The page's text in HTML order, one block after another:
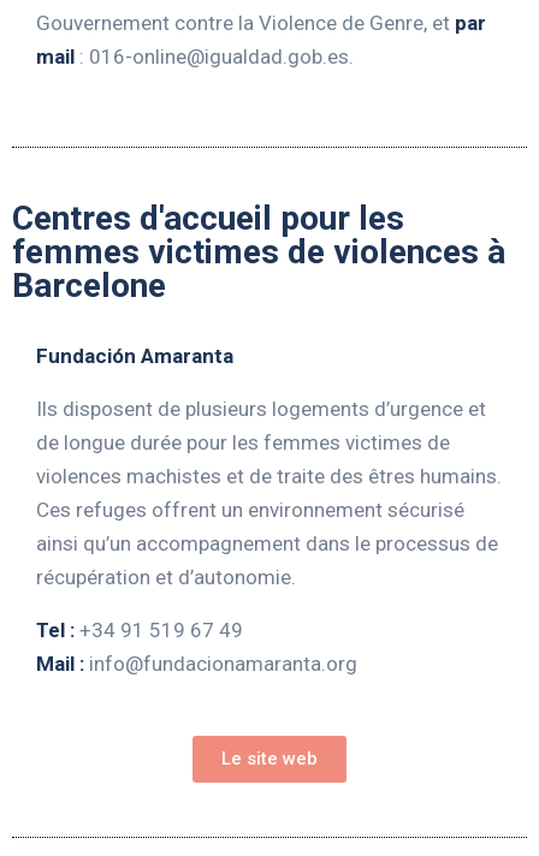
Gouvernement contre la Violence de Genre, et par
mail : 016-online@igualdad.gob.es.
Centres d'accueil pour les
femmes victimes de violences à
Barcelone
Fundación Amaranta
Ils disposent de plusieurs logements d’urgence et
de longue durée pour les femmes victimes de
violences machistes et de traite des êtres humains.
Ces refuges offrent un environnement sécurisé
ainsi qu’un accompagnement dans le processus de
récupération et d’autonomie.
Tel : +34 91 519 67 49
Mail : info@fundacionamaranta.org
Le site web